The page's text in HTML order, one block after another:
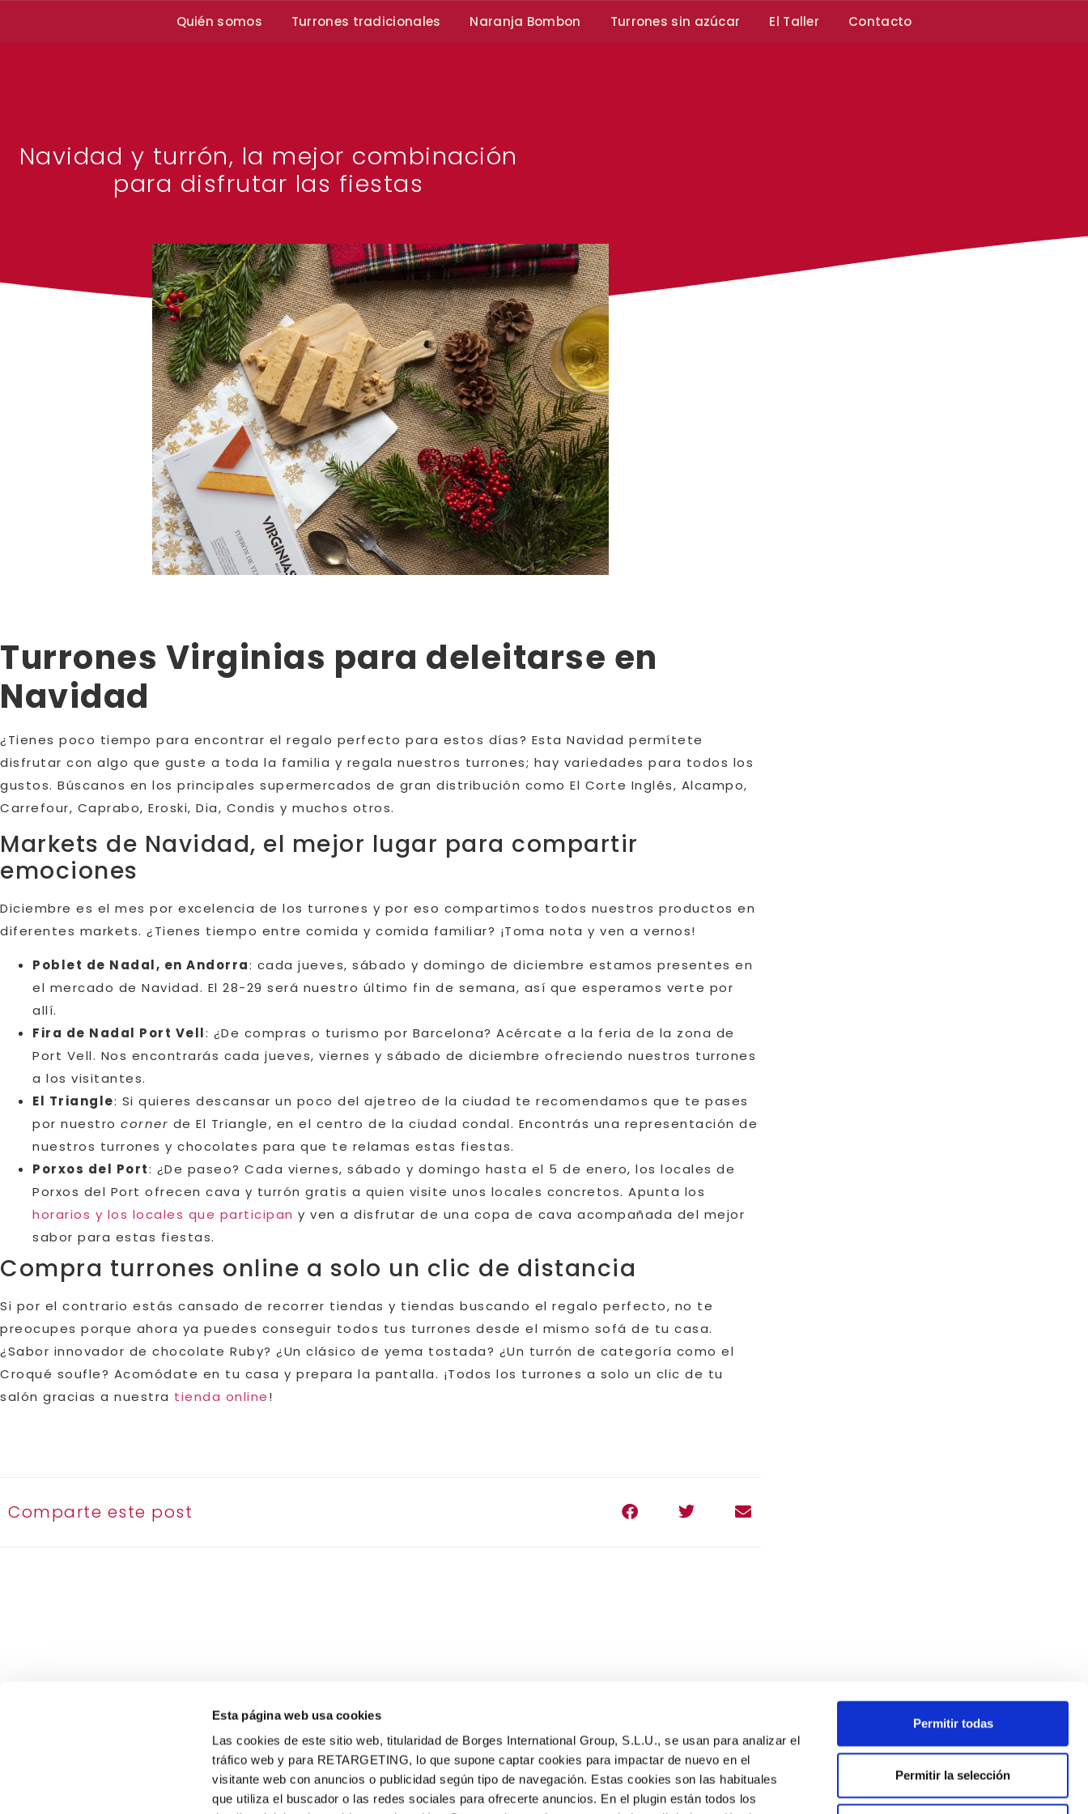
Esta página web usa cookies
Las cookies de este sitio web, titularidad de Borges International Group, S.L.U., se usan para analizar el
tráfico web y para RETARGETING, lo que supone captar cookies para impactar de nuevo en el
visitante web con anuncios o publicidad según tipo de navegación. Estas cookies son las habituales
que utiliza el buscador o las redes sociales para ofrecerte anuncios. En el plugin están todos los
Permitir todas
Permitir la selección
Quién somos Turrones tradicionales Naranja Bombon Turrones sin azúcar El Taller Contacto
Navidad y turrón, la mejor combinación
para disfrutar las fiestas
Turrones Virginias para deleitarse en
Navidad
¿Tienes poco tiempo para encontrar el regalo perfecto para estos días? Esta Navidad permítete
disfrutar con algo que guste a toda la familia y regala nuestros turrones; hay variedades para todos los
gustos. Búscanos en los principales supermercados de gran distribución como El Corte Inglés, Alcampo,
Carrefour, Caprabo, Eroski, Dia, Condis y muchos otros.
Markets de Navidad, el mejor lugar para compartir
emociones
Diciembre es el mes por excelencia de los turrones y por eso compartimos todos nuestros productos en
diferentes markets. ¿Tienes tiempo entre comida y comida familiar? ¡Toma nota y ven a vernos!
Poblet de Nadal, en Andorra: cada jueves, sábado y domingo de diciembre estamos presentes en
el mercado de Navidad. El 28-29 será nuestro último fin de semana, así que esperamos verte por
allí.
Fira de Nadal Port Vell: ¿De compras o turismo por Barcelona? Acércate a la feria de la zona de
Port Vell. Nos encontrarás cada jueves, viernes y sábado de diciembre ofreciendo nuestros turrones
a los visitantes.
El Triangle: Si quieres descansar un poco del ajetreo de la ciudad te recomendamos que te pases
por nuestro corner de El Triangle, en el centro de la ciudad condal. Encontrás una representación de
nuestros turrones y chocolates para que te relamas estas fiestas.
Porxos del Port: ¿De paseo? Cada viernes, sábado y domingo hasta el 5 de enero, los locales de
Porxos del Port ofrecen cava y turrón gratis a quien visite unos locales concretos. Apunta los
horarios y los locales que participan y ven a disfrutar de una copa de cava acompañada del mejor
sabor para estas fiestas.
Compra turrones online a solo un clic de distancia
Si por el contrario estás cansado de recorrer tiendas y tiendas buscando el regalo perfecto, no te
preocupes porque ahora ya puedes conseguir todos tus turrones desde el mismo sofá de tu casa.
¿Sabor innovador de chocolate Ruby? ¿Un clásico de yema tostada? ¿Un turrón de categoría como el
Croqué soufle? Acomódate en tu casa y prepara la pantalla. ¡Todos los turrones a solo un clic de tu
salón gracias a nuestra tienda online!
Comparte este post
VIRGINIAS
Sobre nosotros
PRODUCTOS
Turrones tradicionales